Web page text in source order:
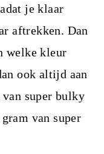
je klaar
aftrekken. Dan
welke kleur
ook altijd aan
super bulky
van super